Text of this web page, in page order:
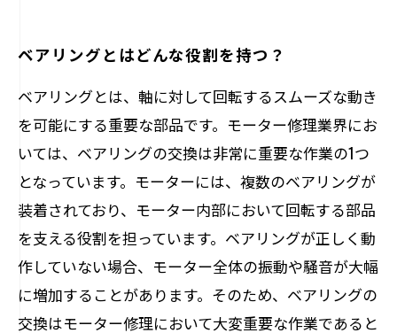
ベアリングとはどんな役割を持つ？
ベアリングとは、軸に対して回転するスムーズな動き
を可能にする重要な部品です。モーター修理業界にお
いては、ベアリングの交換は非常に重要な作業の1つ
となっています。モーターには、複数のベアリングが
装着されており、モーター内部において回転する部品
を支える役割を担っています。ベアリングが正しく動
作していない場合、モーター全体の振動や騒音が大幅
に増加することがあります。そのため、ベアリングの
交換はモーター修理において大変重要な作業であると